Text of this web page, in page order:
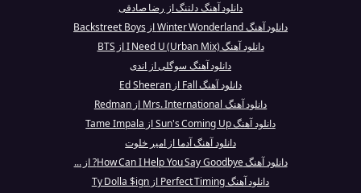
دانلود آهنگ دلتنگ از رضا صادقی
دانلود آهنگ Winter Wonderland از Backstreet Boys
دانلود آهنگ I Need U (Urban Mix) از BTS
دانلود آهنگ سوگلی از اندی
دانلود آهنگ Fall از Ed Sheeran
دانلود آهنگ Mrs. International از Redman
دانلود آهنگ Sun's Coming Up از Tame Impala
دانلود آهنگ آدما از امیر خلوت
دانلود آهنگ How Can I Help You Say Goodbye? از ...
دانلود آهنگ Perfect Timing از Ty Dolla $ign